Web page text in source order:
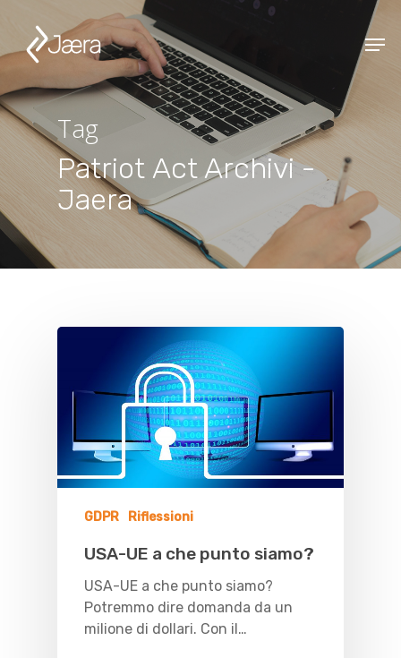
Tag
Patriot Act Archivi -
Jaera
GDPR Riflessioni
USA-UE a che punto siamo?
USA-UE a che punto siamo?
Potremmo dire domanda da un
milione di dollari. Con il…